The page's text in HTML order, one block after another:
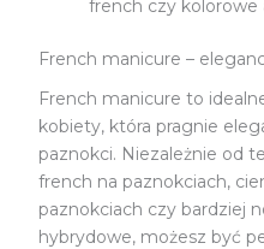
french czy kolorowe
French manicure –
French manicure to
kobiety, która pragnie
paznokci. Niezależnie od
french na paznokciach,
paznokciach czy bardziej
hybrydowe, możesz być